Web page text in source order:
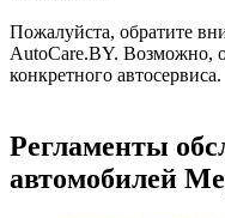
Пожалуйста, обратите
AutoCare.BY. Возможно,
конкретного автосервиса.
Регламенты
автомобилей